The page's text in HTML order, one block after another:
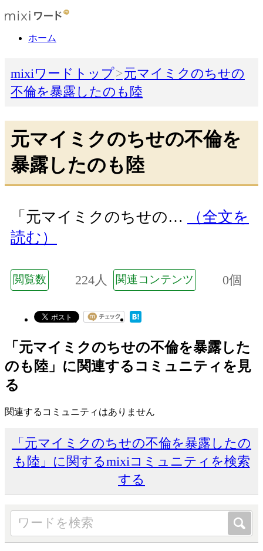
ホーム
mixiワードトップ
元マイミクのちせの
不倫を暴露したのも陸
元マイミクのちせの不倫を
暴露したのも陸
「元マイミクのちせの…
（全文を
読む）
閲覧数 224人 関連コンテンツ 0個
「元マイミクのちせの不倫を暴露した
のも陸」に関連するコミュニティを見
る
関連するコミュニティはありません
「元マイミクのちせの不倫を暴露したの
も陸」に関するmixiコミュニティを検索
する